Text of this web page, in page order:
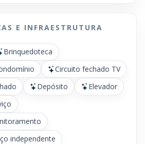
E INFRAESTRUTURA
Brinquedoteca
Circuito fechado TV
Depósito
Elevador
independente